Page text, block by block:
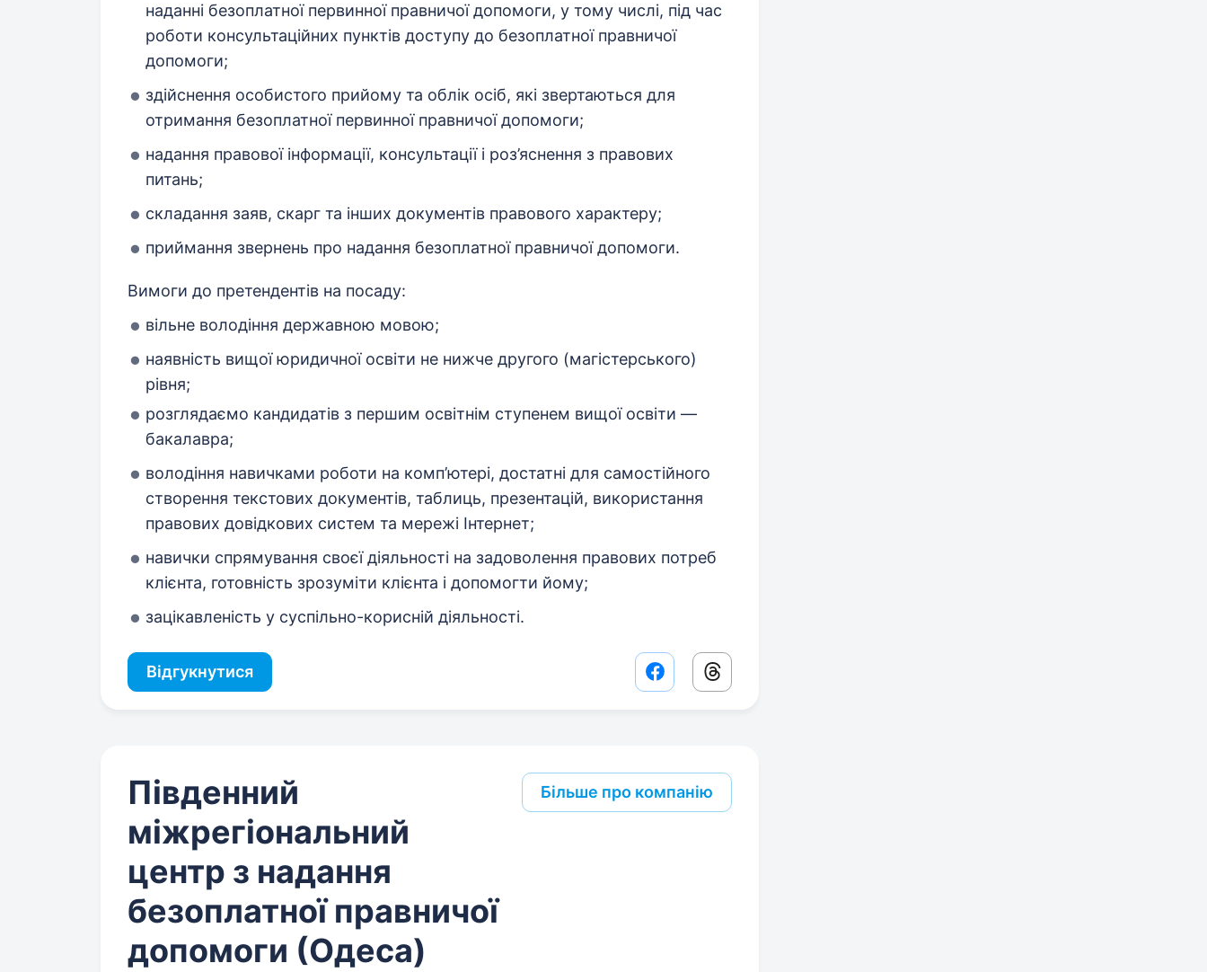
наданні безоплатної первинної правничої допомоги, у тому числі, під час
роботи консультаційних пунктів доступу до безоплатної правничої
допомоги;
здійснення особистого прийому та облік осіб, які звертаються для
отримання безоплатної первинної правничої допомоги;
надання правової інформації, консультації і роз’яснення з правових
питань;
складання заяв, скарг та інших документів правового характеру;
приймання звернень про надання безоплатної правничої допомоги.
Вимоги до претендентів на посаду:
вільне володіння державною мовою;
наявність вищої юридичної освіти не нижче другого (магістерського)
рівня;
розглядаємо кандидатів з першим освітнім ступенем вищої освіти —
бакалавра;
володіння навичками роботи на комп’ютері, достатні для самостійного
створення текстових документів, таблиць, презентацій, використання
правових довідкових систем та мережі Інтернет;
навички спрямування своєї діяльності на задоволення правових потреб
клієнта, готовність зрозуміти клієнта і допомогти йому;
зацікавленість у суспільно-корисній діяльності.
Відгукнутися Facebook share link
Threads share link
Південний
міжрегіональний
центр з надання
безоплатної правничої
допомоги (Одеса)
Більше про компанію